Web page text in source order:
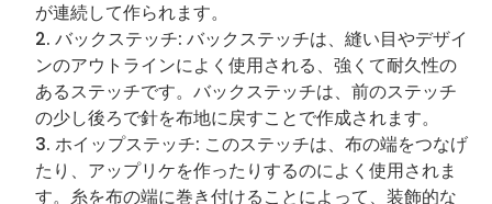
が連続して作られます。
バックステッチ: バックステッチは、縫い目やデザイ
ンのアウトラインによく使用される、強くて耐久性の
あるステッチです。バックステッチは、前のステッチ
の少し後ろで針を布地に戻すことで作成されます。
ホイップステッチ: このステッチは、布の端をつなげ
たり、アップリケを作ったりするのによく使用されま
す。糸を布の端に巻き付けることによって、装飾的な